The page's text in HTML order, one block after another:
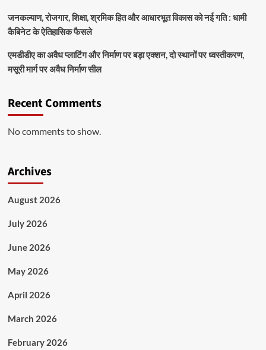
जनकल्याण, रोजगार, शिक्षा, श्रमिक हित और आधारभूत विकास को नई गति : धामी
कैबिनेट के ऐतिहासिक फैसले
एमडीडीए का अवैध प्लाटिंग और निर्माण पर बड़ा एक्शन, दो स्थानों पर ध्वस्तीकरण,
मसूरी मार्ग पर अवैध निर्माण सील
Recent Comments
No comments to show.
Archives
August 2026
July 2026
June 2026
May 2026
April 2026
March 2026
February 2026